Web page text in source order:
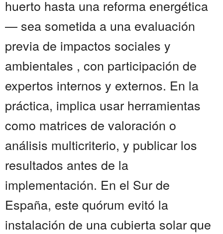
huerto hasta una reforma energética
— sea sometida a una evaluación
previa de impactos sociales y
ambientales , con participación de
expertos internos y externos. En la
práctica, implica usar herramientas
como matrices de valoración o
análisis multicriterio, y publicar los
resultados antes de la
implementación. En el Sur de
España, este quórum evitó la
instalación de una cubierta solar que